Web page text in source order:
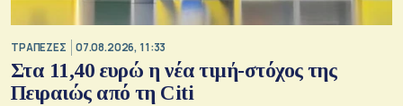
ΤΡΑΠΕΖΕΣ 07.08.2026, 11:33
Στα 11,40 ευρώ η νέα τιμή-στόχος της
Πειραιώς από τη Citi